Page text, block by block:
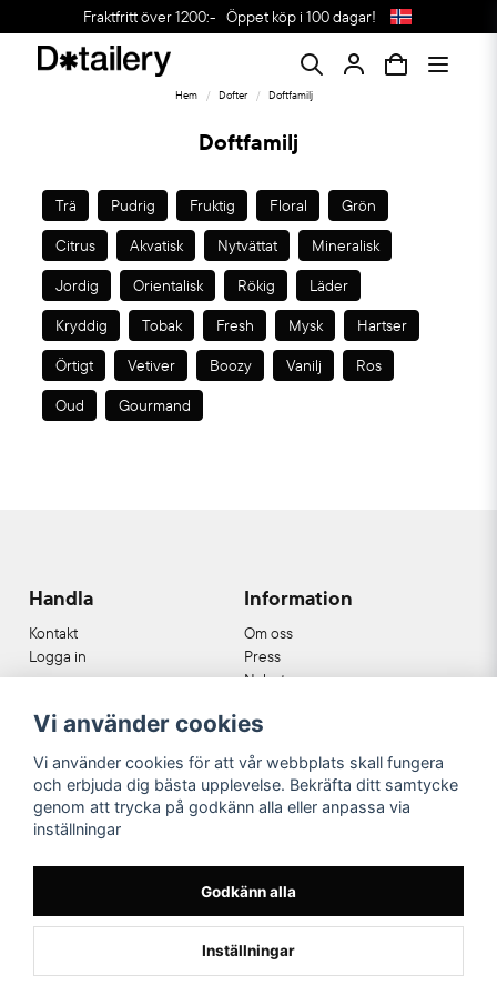
Fraktfritt över 1200:- Öppet köp i 100 dagar!
Hem Dofter Doftfamilj
Doftfamilj
Trä Pudrig Fruktig Floral
Grön
Citrus
Akvatisk Nytvättat
Mineralisk
Jordig
Orientalisk Rökig
Läder
Kryddig
Tobak Fresh Mysk
Hartser
Örtigt
Vetiver Boozy Vanilj
Ros
Oud
Gourmand
Handla
Kontakt
Logga in
Information
Om oss
Press
Nyheter
Cookies
Köpvillkor
Våra partners
Vi använder cookies
Vi använder cookies för att vår webbplats skall fungera
och erbjuda dig bästa upplevelse. Bekräfta ditt samtycke
genom att trycka på godkänn alla eller anpassa via
inställningar
Godkänn alla
Inställningar